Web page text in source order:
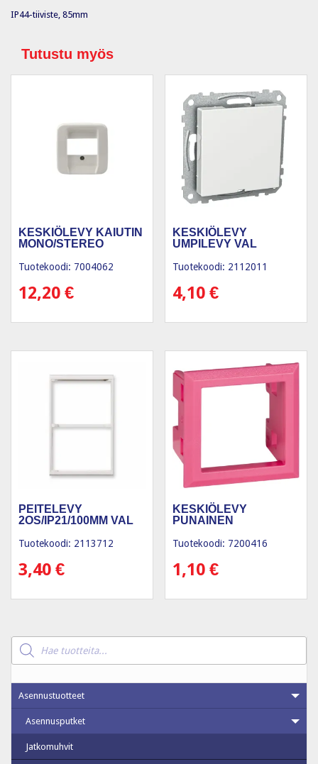
IP44-tiiviste, 85mm
Tutustu myös
KESKIÖLEVY KAIUTIN
MONO/STEREO
Tuotekoodi: 7004062
12,20 €
KESKIÖLEVY
UMPILEVY VAL
Tuotekoodi: 2112011
4,10€
PEITELEVY
2OS/IP21/100MM VAL
Tuotekoodi: 2113712
3,40 €
KESKIÖLEVY
PUNAINEN
Tuotekoodi: 7200416
1,10€
Products
search
Asennustuotteet
Asennusputket
Jatkomuhvit